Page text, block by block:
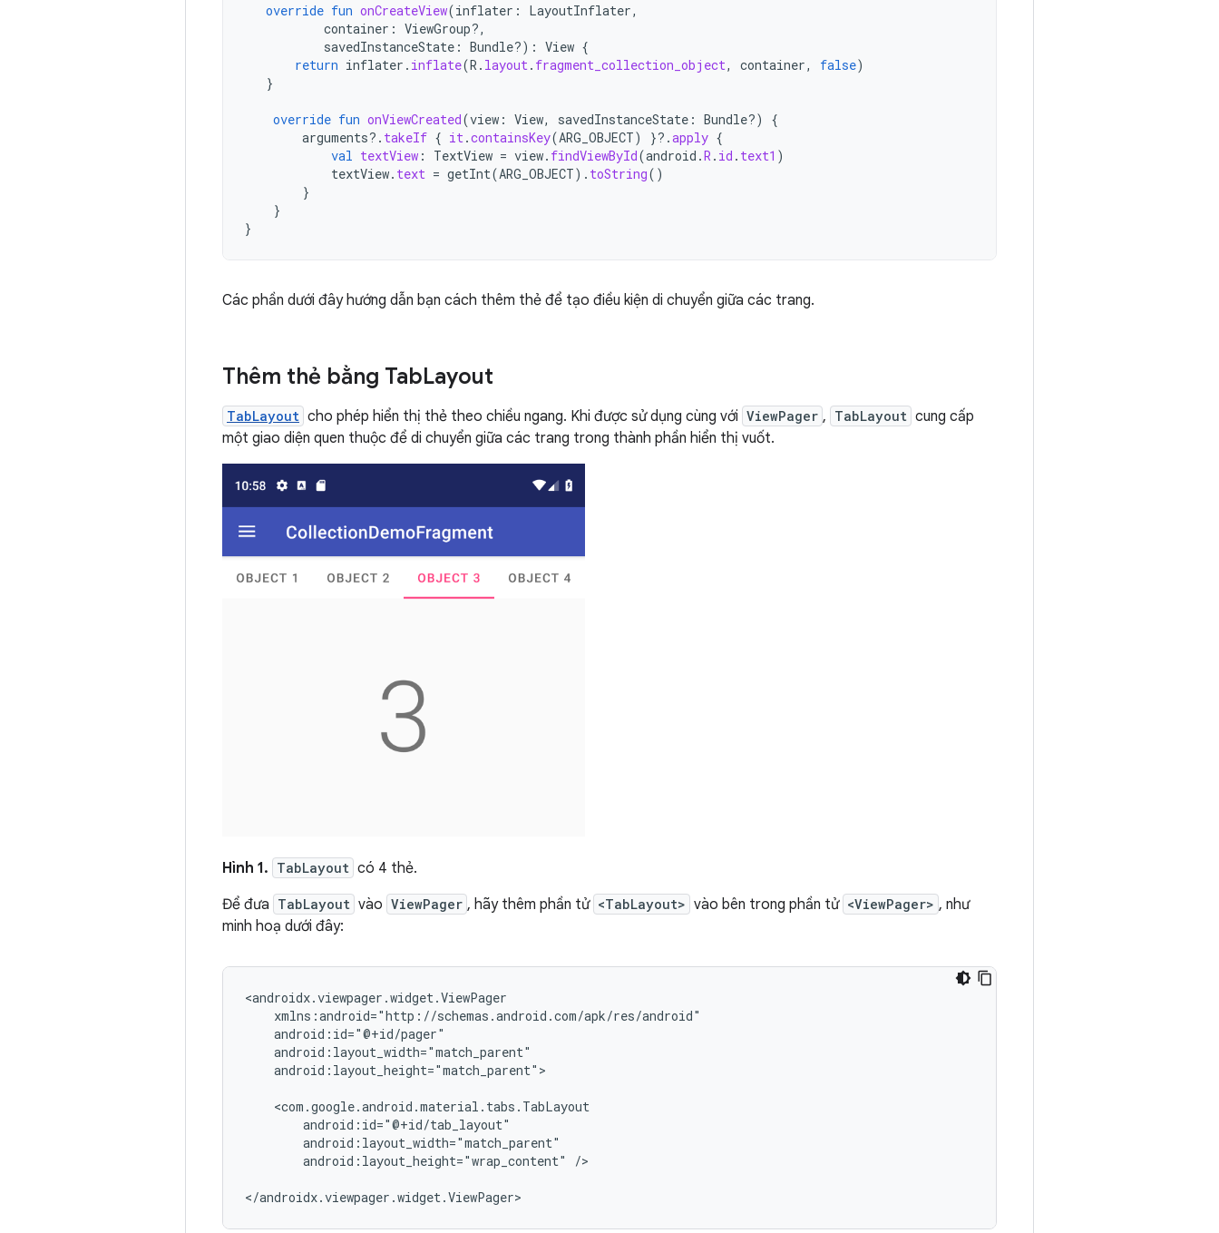
override fun onCreateView(inflater : LayoutInflater,
container : ViewGroup?,
savedInstanceState : Bundle?) : View {
return inflater . inflate(R . layout. fragment_collection_object, container, false)
}
override fun onViewCreated(view : View, savedInstanceState : Bundle?)
{
arguments?. takeIf { it.containsKey(ARG_OBJECT) }?.apply {
val textView : TextView = view. findViewById(android .R . id . text1 )
textView. text = getInt(ARG_OBJECT). toString()
}
}
}
Các phần dưới đây hướng dẫn bạn cách thêm thẻ để tạo điều kiện di chuyển giữa các trang.
Thêm thẻ bằng TabLayout
TabLayout cho phép hiển thị thẻ theo chiều ngang. Khi được sử dụng cùng với ViewPager , TabLayout cung cấp
một giao diện quen thuộc để di chuyển giữa các trang trong thành phần hiển thị vuốt.
Hình 1. TabLayout có 4 thẻ.
Để đưa TabLayout vào ViewPager , hãy thêm phần tử <TabLayout> vào bên trong phần tử <ViewPager> , như
minh hoạ dưới đây:
android:layout_height="match_parent">
android:layout_height="wrap_content"
/>